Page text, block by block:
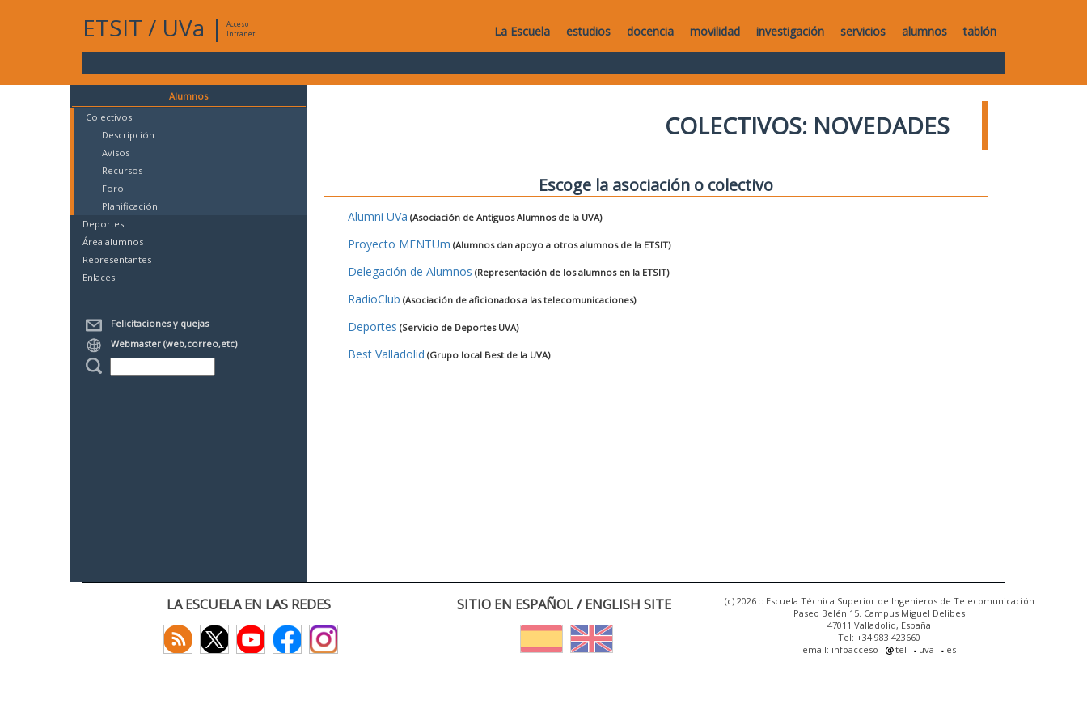
ETSIT / UVa |
Acceso
Intranet
La Escuela estudios docencia movilidad investigación servicios alumnos tablón
Alumnos
Colectivos
Descripción
Avisos
Recursos
Foro
Planificación
Deportes
Área alumnos
Representantes
Enlaces
Felicitaciones y quejas
Webmaster (web,correo,etc)
COLECTIVOS: NOVEDADES
Escoge la asociación o colectivo
Alumni UVa (Asociación de Antiguos Alumnos de la UVA)
Proyecto MENTUm (Alumnos dan apoyo a otros alumnos de la ETSIT)
Delegación de Alumnos (Representación de los alumnos en la ETSIT)
RadioClub (Asociación de aficionados a las telecomunicaciones)
Deportes (Servicio de Deportes UVA)
Best Valladolid (Grupo local Best de la UVA)
LA ESCUELA EN LAS REDES SITIO EN ESPAÑOL / ENGLISH SITE
(c) 2026 :: Escuela Técnica Superior de Ingenieros de Telecomunicación
Paseo Belén 15. Campus Miguel Delibes
47011 Valladolid, España
Tel: +34 983 423660
email: infoacceso
tel uva es